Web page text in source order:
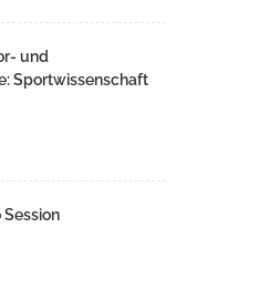
und
Sportwissenschaft
Session